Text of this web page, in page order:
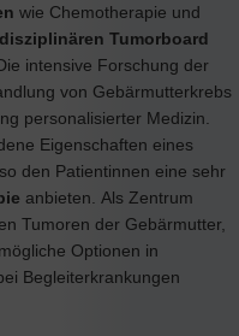
wie Chemotherapie und
Tumorboard
intensive Forschung der
von Gebärmutterkrebs
personalisierter Medizin.
Eigenschaften eines
den Patientinnen eine sehr
anbieten. Als Zentrum
Tumoren der Gebärmutter,
Optionen in
Begleiterkrankungen